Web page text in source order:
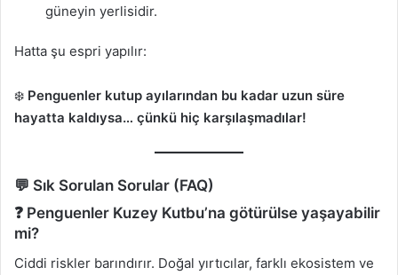
güneyin yerlisidir.
Hatta şu espri yapılır:
❄️ Penguenler kutup ayılarından bu kadar uzun süre
hayatta kaldıysa… çünkü hiç karşılaşmadılar!
💬 Sık Sorulan Sorular (FAQ)
❓ Penguenler Kuzey Kutbu’na götürülse yaşayabilir
mi?
Ciddi riskler barındırır. Doğal yırtıcılar, farklı ekosistem ve